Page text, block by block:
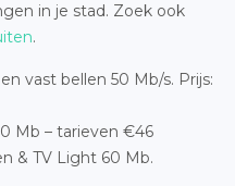
in je stad. Zoek ook
.
vast bellen 50 Mb/s. Prijs:
Mb – tarieven €46
& TV Light 60 Mb.